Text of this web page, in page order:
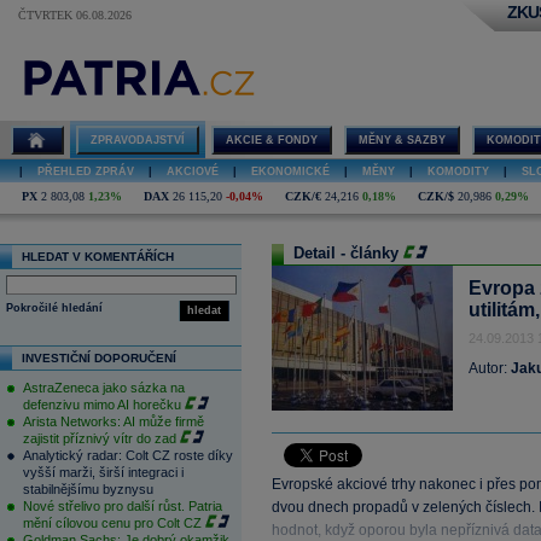
ČTVRTEK 06.08.2026
ZPRAVODAJSTVÍ AKCIE & FONDY MĚNY & SAZBY
PŘEHLED ZPRÁV AKCIOVÉ EKONOMICKÉ MĚNY KOMODITY
PX 2 803,08 1,23% DAX 26 115,20 -0,04% CZK/€ 24,216 0,18% CZK/$ 20,986 0,29%
HLEDAT V KOMENTÁŘÍCH
hledat
Pokročilé hledání
INVESTIČNÍ DOPORUČENÍ
AstraZeneca jako sázka na
defenzivu mimo AI horečku
Arista Networks: AI může firmě
zajistit příznivý vítr do zad
Analytický radar: Colt CZ roste díky
vyšší marži, širší integraci i
stabilnějšímu byznysu
Nové střelivo pro další růst. Patria
mění cílovou cenu pro Colt CZ
Detail - články
24.09.2013
Autor:
Evropské akciové trhy nakonec i přes
dvou dnech propadů v zelených
hodnot, když oporou byla nepříznivá